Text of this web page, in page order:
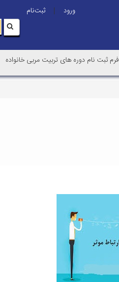
ورود |
ثبت‌نام
فرم ثبت نام دوره های تربیت مربی خانواده